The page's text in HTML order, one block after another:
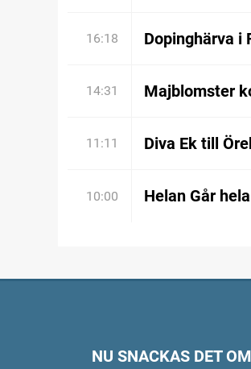
16:18 Dopinghärva i
14:31 Majblomster
11:11 Diva Ek till
10:00 Helan Går
NU SNACKAS DET